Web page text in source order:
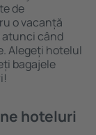
de
o vacanță
atunci când
Alegeți hotelul
bagajele
hoteluri